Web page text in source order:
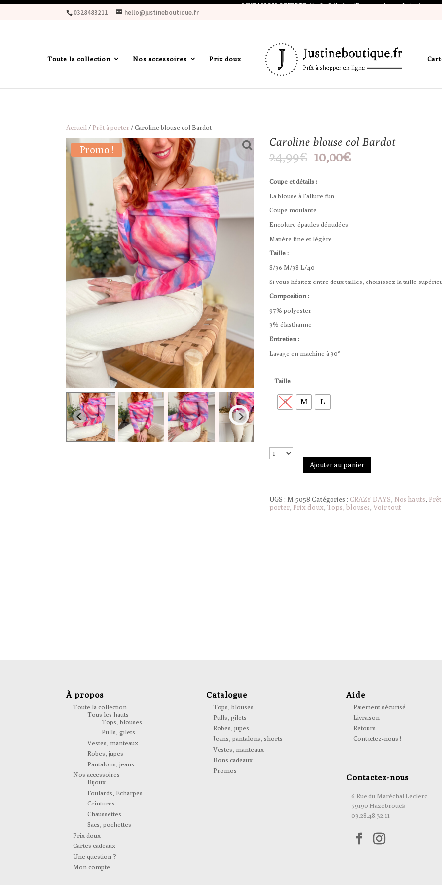
LIVRAISON OFFERTE dès 80€ d'achat (France métropolitaine)
0328483211 hello@justineboutique.fr
Toute la collection Nos accessoires Prix doux
Promo !
Caroline blouse col Bardot
24,99€ Le
prix
initial
24,99€.
10,00€Le
prix
Coupe et détails :
La blouse à l’allure fun
Encolure épaules dénudées
Matière fine et légère
Taille :
Si vous hésitez entre deux tailles, choisissez la taille
Composition :
3% élasthanne
Entretien :
Lavage en machine à 30°
Taille
S M L
Ajouter au panier
UGS :M-5058 Catégories : CRAZY DAYS Nos hauts
porter,Prix doux,Tops, blouses ,Voir tout
À propos
Tous les hauts
Tops, blouses
Pulls, gilets
Robes, jupes
Nos accessoires
Bijoux
Ceintures
Sacs, pochettes
Cartes cadeaux
Mon compte
Catalogue
Pulls, gilets
Jeans, pantalons, shorts
Bons cadeaux
Aide
Paiement sécurisé
Livraison
Contactez-nous !
Contactez-nous
6 Rue du Maréchal Leclerc
03.28.48.32.11